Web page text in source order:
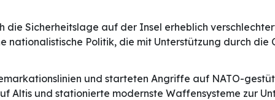
die Sicherheitslage auf der Insel erheblich
nationalistische Politik, die mit Unterstützung durch die
und starteten Angriffe auf NATO-
Altis und stationierte modernste Waffensysteme zur